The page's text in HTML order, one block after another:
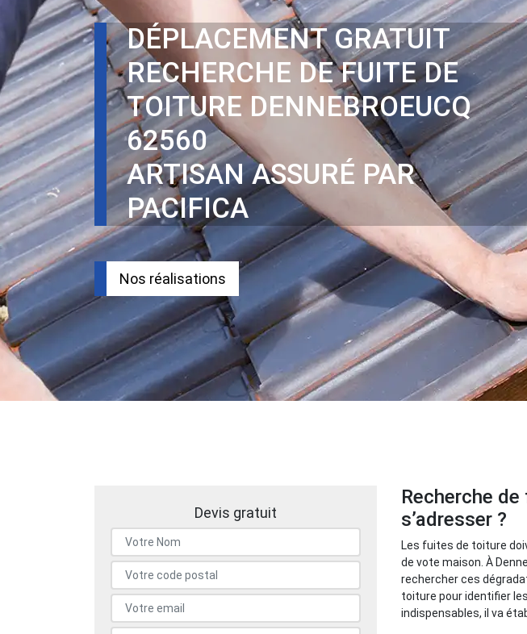
DÉPLACEMENT GRATUIT
RECHERCHE DE FUITE DE
TOITURE DENNEBROEUCQ
62560
ARTISAN ASSURÉ PAR
PACIFICA
Nos réalisations
Devis gratuit
Recherche
s’adresser ?
Les fuites de toiture
de vote maison. À
rechercher ces
toiture pour identifier
indispensables, il va